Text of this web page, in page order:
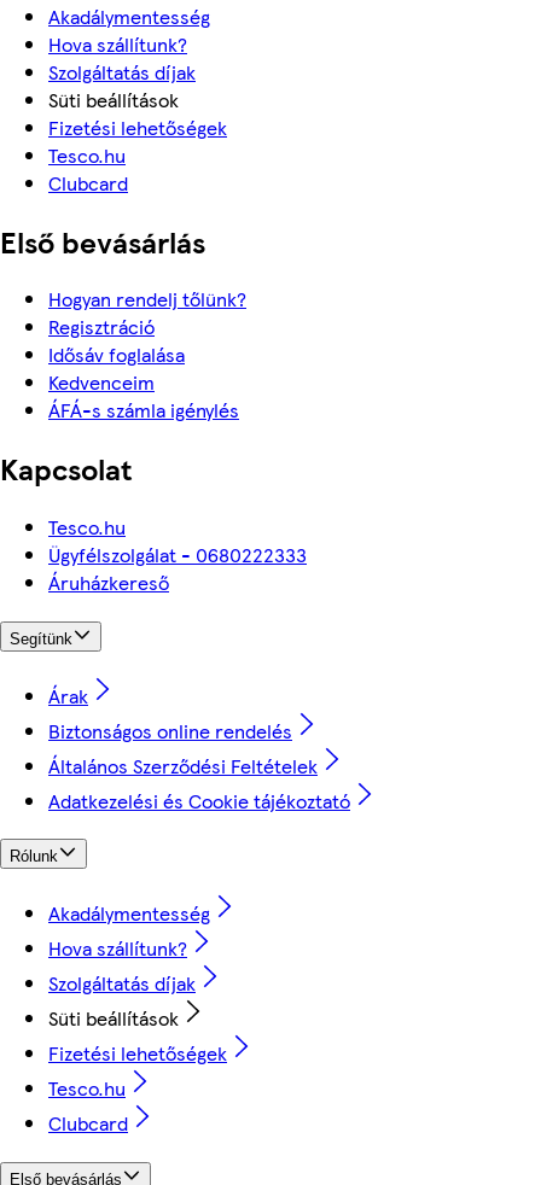
Akadálymentesség
Hova szállítunk?
Szolgáltatás díjak
Süti beállítások
Fizetési lehetőségek
Tesco.hu
Clubcard
Első bevásárlás
Hogyan rendelj tőlünk?
Regisztráció
Idősáv foglalása
Kedvenceim
ÁFÁ-s számla igénylés
Kapcsolat
Tesco.hu
Ügyfélszolgálat - 0680222333
Áruházkereső
Segítünk
Árak
Biztonságos online rendelés
Általános Szerződési Feltételek
Adatkezelési és Cookie tájékoztató
Rólunk
Akadálymentesség
Hova szállítunk?
Szolgáltatás díjak
Süti beállítások
Fizetési lehetőségek
Tesco.hu
Clubcard
Első bevásárlás